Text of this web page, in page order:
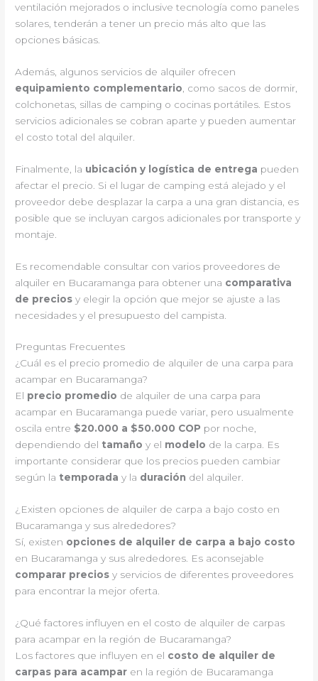
ventilación mejorados o inclusive tecnología como paneles
solares, tenderán a tener un precio más alto que las
opciones básicas.
Además, algunos servicios de alquiler ofrecen
equipamiento complementario , como sacos de dormir,
colchonetas, sillas de camping o cocinas portátiles. Estos
servicios adicionales se cobran aparte y pueden aumentar
el costo total del alquiler.
Finalmente, la ubicación y logística de entrega pueden
afectar el precio. Si el lugar de camping está alejado y el
proveedor debe desplazar la carpa a una gran distancia, es
posible que se incluyan cargos adicionales por transporte y
montaje.
Es recomendable consultar con varios proveedores de
alquiler en Bucaramanga para obtener una comparativa
de precios y elegir la opción que mejor se ajuste a las
necesidades y el presupuesto del campista.
Preguntas Frecuentes
¿Cuál es el precio promedio de alquiler de una carpa para
acampar en Bucaramanga?
El precio promedio de alquiler de una carpa para
acampar en Bucaramanga puede variar, pero usualmente
oscila entre $20.000 a $50.000 COP por noche,
dependiendo del tamaño y el modelo de la carpa. Es
importante considerar que los precios pueden cambiar
según la temporada y la duración del alquiler.
¿Existen opciones de alquiler de carpa a bajo costo en
Bucaramanga y sus alrededores?
Sí, existen opciones de alquiler de carpa a bajo costo
en Bucaramanga y sus alrededores. Es aconsejable
comparar precios y servicios de diferentes proveedores
para encontrar la mejor oferta.
¿Qué factores influyen en el costo de alquiler de carpas
para acampar en la región de Bucaramanga?
Los factores que influyen en el costo de alquiler de
carpas para acampar en la región de Bucaramanga